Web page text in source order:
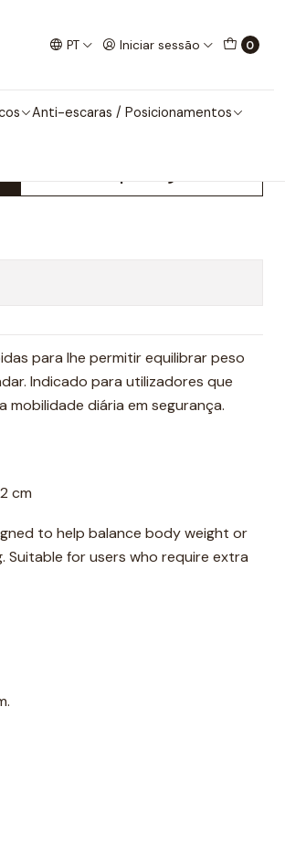
PT Iniciar sessão 0
Anti-escaras / Posicionamentos
DESIGN
para lhe permitir equilibrar peso
Indicado para utilizadores que
mobilidade diária em segurança.
cm
to help balance body weight or
Suitable for users who require extra